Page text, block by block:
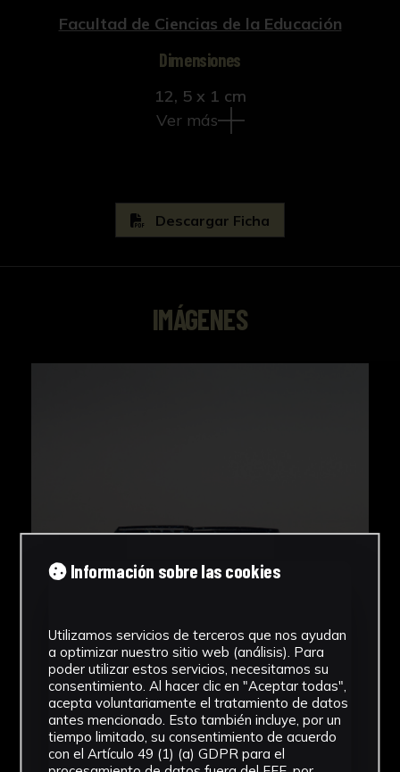
Facultad de Ciencias de la Educación
Dimensiones
12, 5 x 1 cm
Ver más
Descargar Ficha
IMÁGENES
Información sobre las cookies
Utilizamos servicios de terceros que nos ayudan
a optimizar nuestro sitio web (análisis). Para
poder utilizar estos servicios, necesitamos su
consentimiento. Al hacer clic en "Aceptar todas",
acepta voluntariamente el tratamiento de datos
antes mencionado. Esto también incluye, por un
tiempo limitado, su consentimiento de acuerdo
con el Artículo 49 (1) (a) GDPR para el